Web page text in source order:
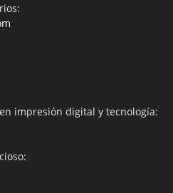
impresión digital y tecnología: